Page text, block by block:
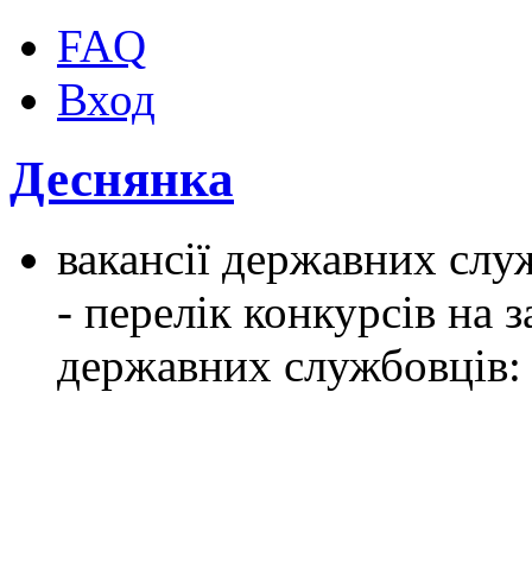
FAQ
Вход
Деснянка
вакансії державних
- перелік конкурсів на
державних службовців: